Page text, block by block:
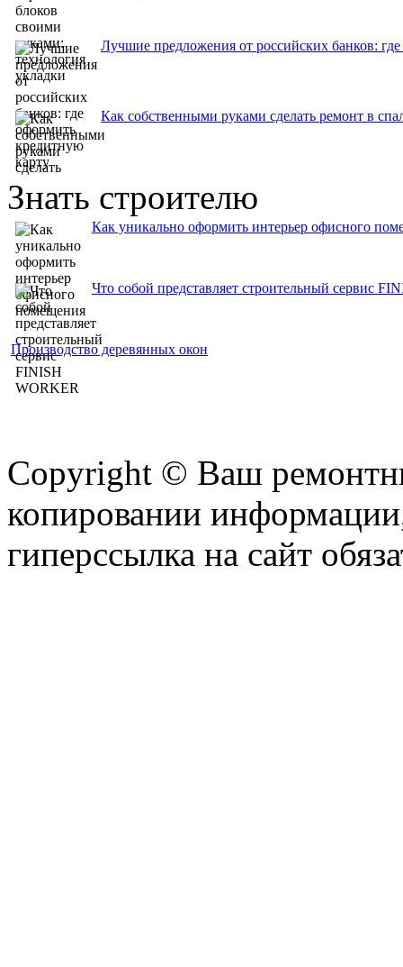
Лучшие предложения от российских банков:
Как собственными руками сделать ремонт в
Знать строителю
Как уникально оформить интерьер офисного
Что собой представляет строительный сервис
Производство деревянных окон
Copyright © Ваш
копировании
гиперссылка на сайт